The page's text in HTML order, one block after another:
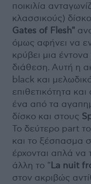
ποικιλία
κλασσικούς)
Gates of Flesh"
όμως αφήνει να
κρύβει μια
διάθεση. Αυτή η
black και
επιθετικότητα
ένα από τα
δίσκο και στους
Το δεύτερο part
και το ξέσπασμα
έρχονται απλά να
άλλη το " La nuit
στον ακριβώς